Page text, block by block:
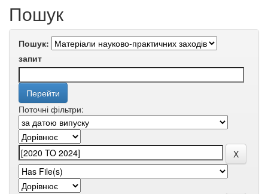
Пошук
Пошук:
запит
Поточні фільтри: